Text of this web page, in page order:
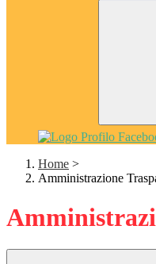
Home >
Amministrazione